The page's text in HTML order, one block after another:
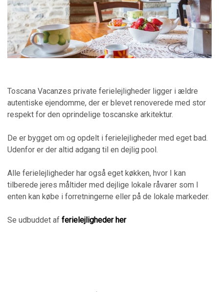
Toscana Vacanzes private ferielejligheder ligger i ældre
autentiske ejendomme, der er blevet renoverede med stor
respekt for den oprindelige toscanske arkitektur.
De er bygget om og opdelt i ferielejligheder med eget bad.
Udenfor er der altid adgang til en dejlig pool.
Alle ferielejligheder har også eget køkken, hvor I kan
tilberede jeres måltider med dejlige lokale råvarer som I
enten kan købe i forretningerne eller på de lokale markeder.
Se udbuddet af ferielejligheder her